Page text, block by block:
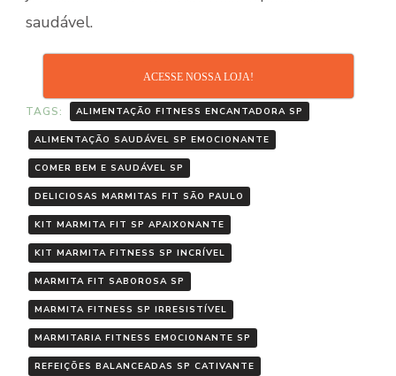
saudável.
ACESSE NOSSA LOJA!
TAGS: ALIMENTAÇÃO FITNESS ENCANTADORA SP
ALIMENTAÇÃO SAUDÁVEL SP EMOCIONANTE
COMER BEM E SAUDÁVEL SP
DELICIOSAS MARMITAS FIT SÃO PAULO
KIT MARMITA FIT SP APAIXONANTE
KIT MARMITA FITNESS SP INCRÍVEL
MARMITA FIT SABOROSA SP
MARMITA FITNESS SP IRRESISTÍVEL
MARMITARIA FITNESS EMOCIONANTE SP
REFEIÇÕES BALANCEADAS SP CATIVANTE